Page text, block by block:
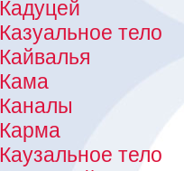
Кадуцей
Казуальное тело
Кайвалья
Кама
Каналы
Карма
Каузальное тело